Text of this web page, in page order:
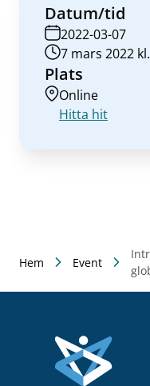
Datum/tid
2022-03-07
7 mars 2022
Plats
Online
Hitta hit
Hem Event